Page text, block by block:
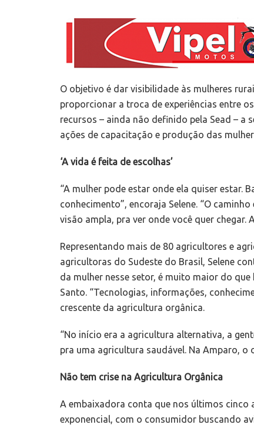
O objetivo é dar visibilidade às mulheres
proporcionar a troca de experiências entre
recursos – ainda não definido pela Sead – a
ações de capacitação e produção das
‘A vida é feita de escolhas’
“A mulher pode estar onde ela quiser estar.
conhecimento”, encoraja Selene. “O
visão ampla, pra ver onde você quer chegar.
Representando mais de 80 agricultores e
agricultoras do Sudeste do Brasil, Selene
da mulher nesse setor, é muito maior do
Santo. “Tecnologias, informações,
crescente da agricultura orgânica.
“No início era a agricultura alternativa, a
pra uma agricultura saudável. Na Amparo,
Não tem crise na Agricultura Orgânica
A embaixadora conta que nos últimos
exponencial, com o consumidor buscando